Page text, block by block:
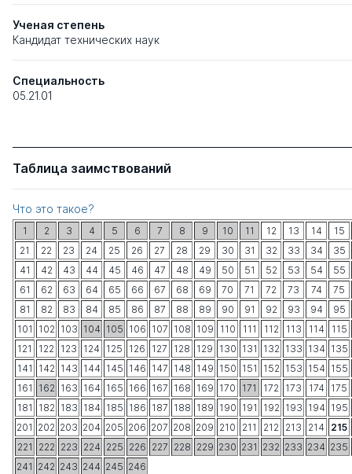
Ученая степень
Кандидат технических наук
Специальность
05.21.01
Таблица заимствований
Что это такое?
1 2 3 4 5 6 7 8 9 10 11 12 13 14
15
21
22 23 24 25 26 27 28 29 30 31 32 33 34
35
41
42 43 44 45 46 47 48 49 50 51 52 53 54
55
61
62 63 64 65 66 67 68 69 70 71 72 73 74
75
81
82 83 84 85 86 87 88 89 90 91 92 93 94
95
101
102 103 104 105 106 107 108 109 110 111 112 113 114
115
121
122 123 124 125 126 127 128 129 130 131 132 133 134 135
141
142 143 144 145 146 147 148 149 150 151 152 153 154 155
161
162 163 164 165 166 167 168 169 170 171 172 173 174
175
181
182 183 184 185 186 187 188 189 190 191 192 193 194 195
201 202 203 204 205 206 207 208 209 210 211 212 213 214
215
221
222 223 224 225 226 227 228 229 230 231 232 233 234 235
241 242 243 244 245 246